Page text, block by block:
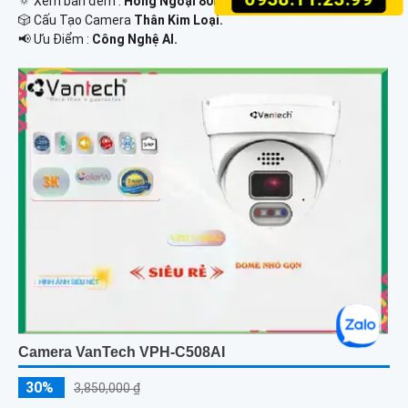
🎲 Cấu Tạo Camera Thân Kim Loại.
️📢 Ưu Điểm : Công Nghệ AI.
Camera VanTech VPH-C508AI
30% 3,850,000 ₫